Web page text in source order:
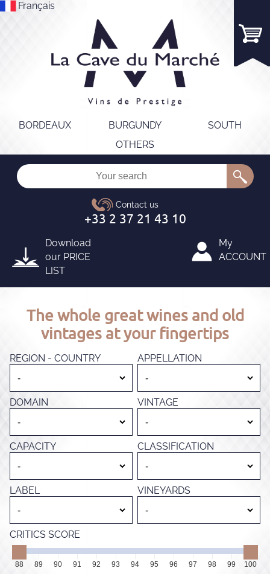
Français
BORDEAUX BURGUNDY
SOUTH
OTHERS
Download
our PRICE
LIST
My
ACCOUNT
The whole great wines and old
vintages at your fingertips
REGION - COUNTRY APPELLATION
DOMAIN VINTAGE
CAPACITY CLASSIFICATION
LABEL VINEYARDS
CRITICS SCORE
88 89 90 91 92 93 94 95 96 97 98 99 100